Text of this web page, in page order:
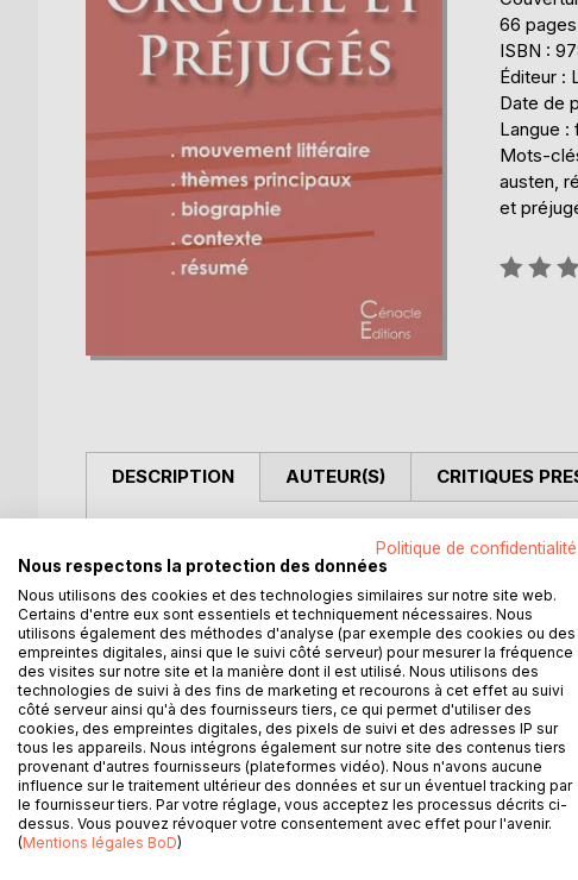
66 pages
ISBN :
Éditeur :
Date de
Langue :
Mots-
austen,
et
DESCRIPTION
La collection « Connaître une oeuvre » vous offre la
Austen, grâce à une fiche de lecture aussi complète
La rédaction, claire et accessible, a été confiée à un
Cette fiche de lecture répond à une charte qualité
Ce livre contient la biographie de Jane Austen, la
raisons du succès, les thèmes principaux et l’étude du
AUTEUR(S) CRITIQUES
D’AUTRES TITRES À
Politique de confidentialité
Nous respectons la protection des données
Nous utilisons des cookies et des technologies similaires sur notre site web.
Certains d'entre eux sont essentiels et techniquement nécessaires. Nous
utilisons également des méthodes d'analyse (par exemple des cookies ou des
empreintes digitales, ainsi que le suivi côté serveur) pour mesurer la fréquence
des visites sur notre site et la manière dont il est utilisé. Nous utilisons des
technologies de suivi à des fins de marketing et recourons à cet effet au suivi
côté serveur ainsi qu'à des fournisseurs tiers, ce qui permet d'utiliser des
cookies, des empreintes digitales, des pixels de suivi et des adresses IP sur
tous les appareils. Nous intégrons également sur notre site des contenus tiers
provenant d'autres fournisseurs (plateformes vidéo). Nous n'avons aucune
influence sur le traitement ultérieur des données et sur un éventuel tracking par
le fournisseur tiers. Par votre réglage, vous acceptez les processus décrits ci-
dessus. Vous pouvez révoquer votre consentement avec effet pour l'avenir.
(Mentions légales BoD)